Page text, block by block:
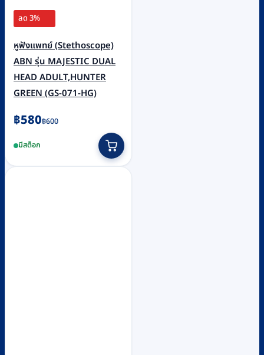
ลด 3%
หูฟังแพทย์ (Stethoscope)
ABN รุ่น MAJESTIC DUAL
HEAD ADULT,HUNTER
GREEN (GS-071-HG)
฿600
Original
was:
฿600.
฿580
Current
is:
฿580.
มีสต็อก